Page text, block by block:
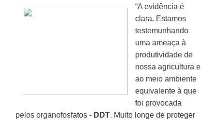
“A evidência é
clara. Estamos
testemunhando
uma ameaça à
produtividade de
nossa agricultura e
ao meio ambiente
equivalente à que
foi provocada
pelos organofosfatos - DDT. Muito longe de proteger